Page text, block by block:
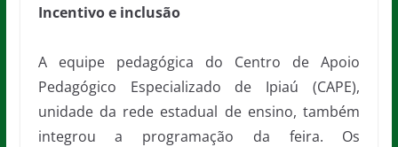
Incentivo e inclusão
A equipe pedagógica do Centro de Apoio
Pedagógico Especializado de Ipiaú (CAPE),
unidade da rede estadual de ensino, também
integrou a programação da feira. Os